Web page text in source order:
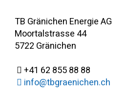
TB Gränichen Energie AG
Moortalstrasse 44
5722 Gränichen
+41 62 855 88 88
info@tbgraenichen.ch